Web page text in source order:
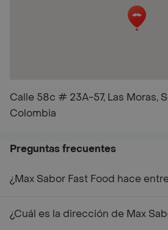
Calle 58c # 23A-57, Las Moras,
Colombia
Preguntas frecuentes
¿Max Sabor Fast Food hace
¿Cuál es la dirección de Max